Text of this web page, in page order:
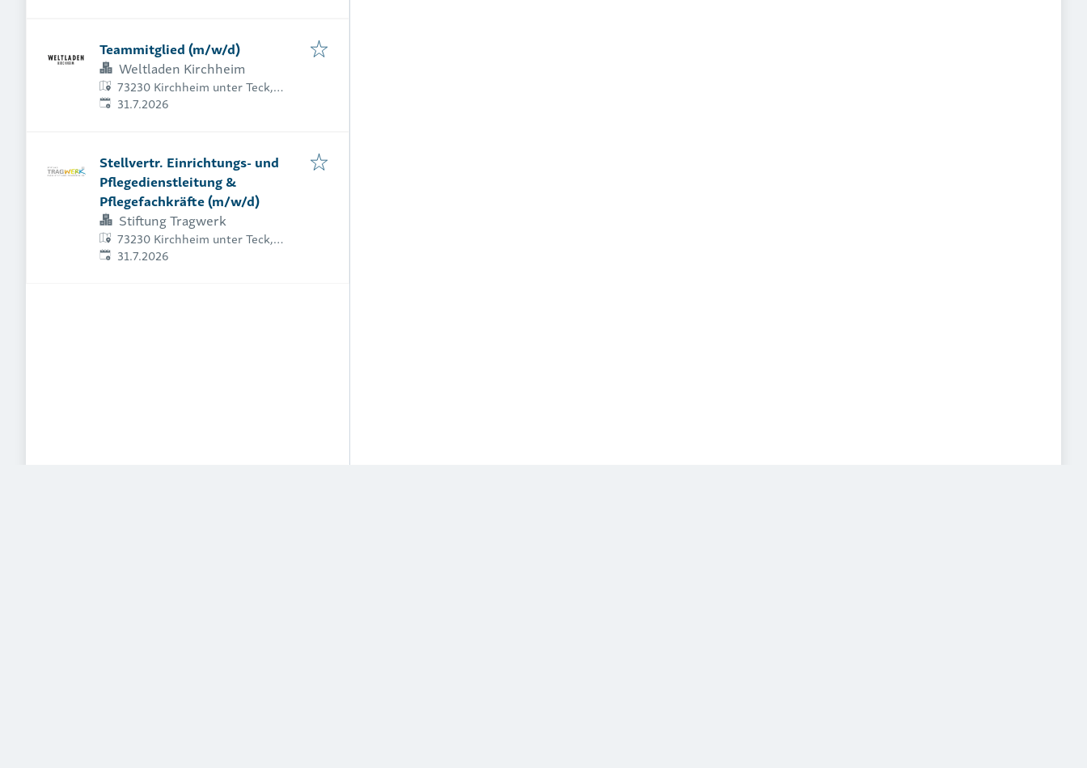
Teammitglied (m/w/d)
Weltladen Kirchheim
73230 Kirchheim unter Teck,
Deutschland
Veröffentlicht
31.7.2026
Stellvertr. Einrichtungs- und
Pflegedienstleitung &
Pflegefachkräfte (m/w/d)
Stiftung Tragwerk
73230 Kirchheim unter Teck,
Deutschland
Veröffentlicht
31.7.2026